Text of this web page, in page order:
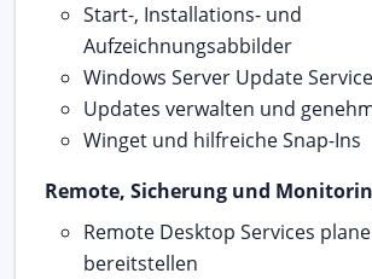
Start-, Installations- und
Aufzeichnungsabbilder
Windows Server Update
Updates verwalten und
Winget und hilfreiche Snap-Ins
Remote, Sicherung und
Remote Desktop Services
bereitstellen